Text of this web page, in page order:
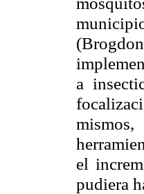
(Brogdon
a
el
pudiera